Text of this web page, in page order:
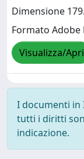
Dimensione
Formato Adobe
Visualizza/Apri
I documenti in
tutti i diritti
indicazione.